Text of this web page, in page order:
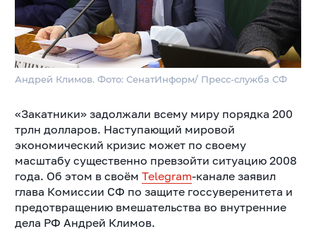
Андрей Климов. Фото: СенатИнформ/ Пресс-служба СФ
«Закатники» задолжали всему миру порядка 200
трлн долларов. Наступающий мировой
экономический кризис может по своему
масштабу существенно превзойти ситуацию 2008
года. Об этом в своём Telegram-канале заявил
глава Комиссии СФ по защите госсуверенитета и
предотвращению вмешательства во внутренние
дела РФ Андрей Климов.